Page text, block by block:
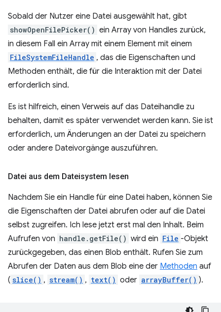
Sobald der Nutzer eine Datei ausgewählt hat, gibt
showOpenFilePicker() ein Array von Handles zurück,
in diesem Fall ein Array mit einem Element mit einem
FileSystemFileHandle , das die Eigenschaften und
Methoden enthält, die für die Interaktion mit der Datei
erforderlich sind.
Es ist hilfreich, einen Verweis auf das Dateihandle zu
behalten, damit es später verwendet werden kann. Sie ist
erforderlich, um Änderungen an der Datei zu speichern
oder andere Dateivorgänge auszuführen.
Datei aus dem Dateisystem lesen
Nachdem Sie ein Handle für eine Datei haben, können Sie
die Eigenschaften der Datei abrufen oder auf die Datei
selbst zugreifen. Ich lese jetzt erst mal den Inhalt. Beim
Aufrufen von handle.getFile() wird ein File -Objekt
zurückgegeben, das einen Blob enthält. Rufen Sie zum
Abrufen der Daten aus dem Blob eine der Methoden auf
( slice() , stream() , text() oder arrayBuffer() ).